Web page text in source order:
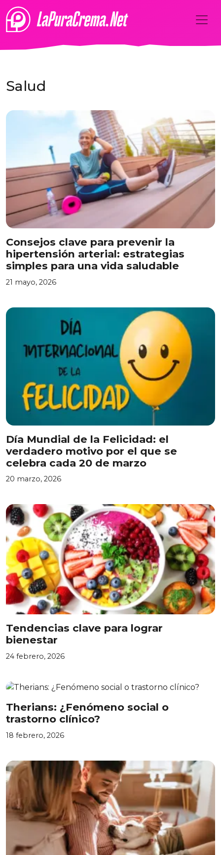
Salud
Consejos clave para prevenir la
hipertensión arterial: estrategias
simples para una vida saludable
21 mayo, 2026
Día Mundial de la Felicidad: el
verdadero motivo por el que se
celebra cada 20 de marzo
20 marzo, 2026
Tendencias clave para lograr
bienestar
24 febrero, 2026
Therians: ¿Fenómeno social o
trastorno clínico?
18 febrero, 2026